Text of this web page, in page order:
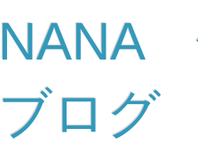
NANA
ブログ